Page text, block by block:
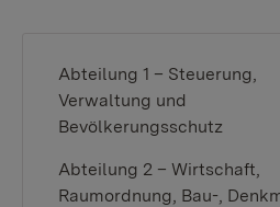
Abteilung 1 – Steuerung,
Verwaltung und
Bevölkerungsschutz
Abteilung 2 – Wirtschaft,
Raumordnung, Bau-,